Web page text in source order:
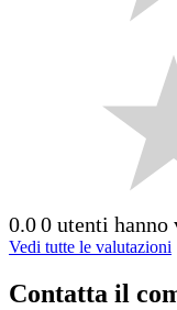
0.00 utenti hanno
Vedi tutte le valutazioni
Contatta il